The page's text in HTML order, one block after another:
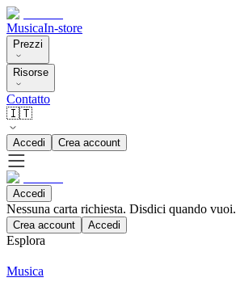
MusicaIn-store
Prezzi
Risorse
Contatto
🇮🇹
Accedi Crea account
Accedi
Nessuna carta richiesta. Disdici quando vuoi.
Crea account Accedi
Esplora
Musica